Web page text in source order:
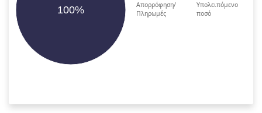
100%
Απορρόφηση/
Πληρωμές
Υπολειπόμενο
ποσό